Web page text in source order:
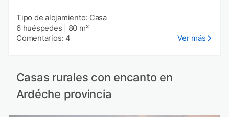
Tipo de alojamiento: Casa
6 huéspedes
80 m²
Comentarios: 4
Ver más
Casas rurales con encanto en
Ardéche provincia